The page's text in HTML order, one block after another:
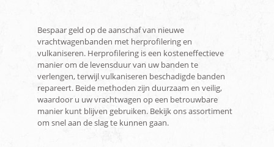
Bespaar geld op de aanschaf van nieuwe
vrachtwagenbanden met herprofilering en
vulkaniseren. Herprofilering is een kosteneffectieve
manier om de levensduur van uw banden te
verlengen, terwijl vulkaniseren beschadigde banden
repareert. Beide methoden zijn duurzaam en veilig,
waardoor u uw vrachtwagen op een betrouwbare
manier kunt blijven gebruiken. Bekijk ons assortiment
om snel aan de slag te kunnen gaan.